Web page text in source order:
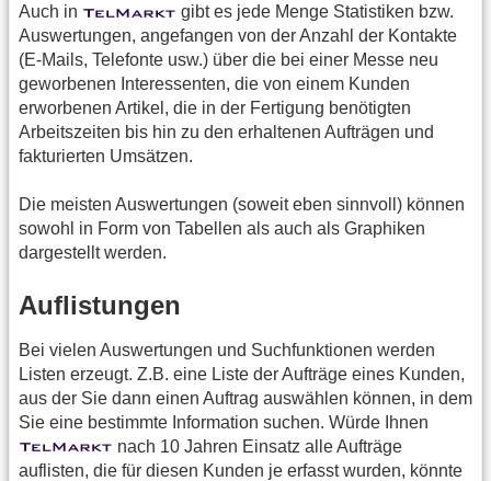
Auch in
gibt es jede Menge Statistiken bzw.
Auswertungen, angefangen von der Anzahl der Kontakte
(E-Mails, Telefonte usw.) über die bei einer Messe neu
geworbenen Interessenten, die von einem Kunden
erworbenen Artikel, die in der Fertigung benötigten
Arbeitszeiten bis hin zu den erhaltenen Aufträgen und
fakturierten Umsätzen.
Die meisten Auswertungen (soweit eben sinnvoll) können
sowohl in Form von Tabellen als auch als Graphiken
dargestellt werden.
Auflistungen
Bei vielen Auswertungen und Suchfunktionen werden
Listen erzeugt. Z.B. eine Liste der Aufträge eines Kunden,
aus der Sie dann einen Auftrag auswählen können, in dem
Sie eine bestimmte Information suchen. Würde Ihnen
nach 10 Jahren Einsatz alle Aufträge
auflisten, die für diesen Kunden je erfasst wurden, könnte